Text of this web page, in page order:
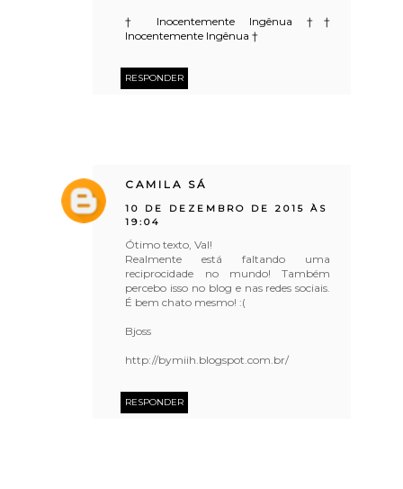
† Inocentemente Ingênua ††
Inocentemente Ingênua †
RESPONDER
CAMILA SÁ
10 DE DEZEMBRO DE 2015 ÀS
19:04
Ótimo texto, Val!
Realmente está faltando uma
reciprocidade no mundo! Também
percebo isso no blog e nas redes sociais.
É bem chato mesmo! :(
Bjoss
http://bymiih.blogspot.com.br/
RESPONDER